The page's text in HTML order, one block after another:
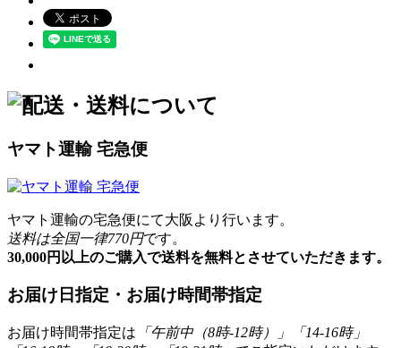
ヤマト運輸 宅急便
ヤマト運輸の宅急便にて大阪より行います。
送料は全国一律770円です。
30,000円以上のご購入で送料を無料とさせていただきます。
お届け日指定・お届け時間帯指定
お届け時間帯指定は 「午前中（8時-12時）」「14-16時」